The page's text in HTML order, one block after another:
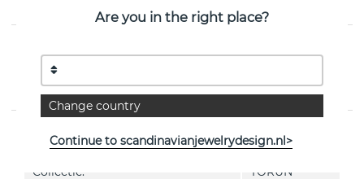
TORUN BANGLE Armbanden Goud/i sterlingzilver van
het Deense Georg Jensen
EIGENSCHAPPEN
Collectie: TORUN
Are you in the right place?
Change country
Continue to scandinavianjewelrydesign.nl>